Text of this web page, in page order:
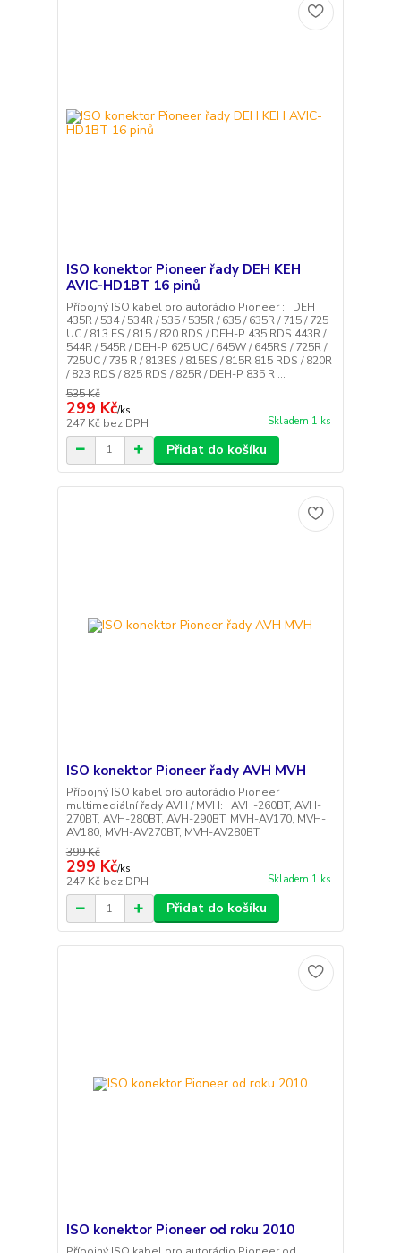
ISO konektor Pioneer řady DEH KEH
AVIC-HD1BT 16 pinů
Přípojný ISO kabel pro autorádio Pioneer : DEH
435R / 534 / 534R / 535 / 535R / 635 / 635R / 715 / 725
UC / 813 ES / 815 / 820 RDS / DEH-P 435 RDS 443R /
544R / 545R / DEH-P 625 UC / 645W / 645RS / 725R /
725UC / 735 R / 813ES / 815ES / 815R 815 RDS / 820R
/ 823 RDS / 825 RDS / 825R / DEH-P 835 R ...
535 Kč
299 Kč/ks
247 Kč bez DPH Skladem 1 ks
Přidat do košíku
ISO konektor Pioneer řady AVH MVH
Přípojný ISO kabel pro autorádio Pioneer
multimediální řady AVH / MVH: AVH-260BT, AVH-
270BT, AVH-280BT, AVH-290BT, MVH-AV170, MVH-
AV180, MVH-AV270BT, MVH-AV280BT
399 Kč
299 Kč/ks
247 Kč bez DPH Skladem 1 ks
Přidat do košíku
ISO konektor Pioneer od roku 2010